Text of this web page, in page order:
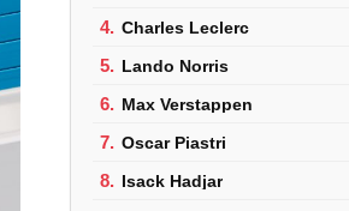
4. Charles Leclerc
5. Lando Norris
6. Max Verstappen
7. Oscar Piastri
8. Isack Hadjar